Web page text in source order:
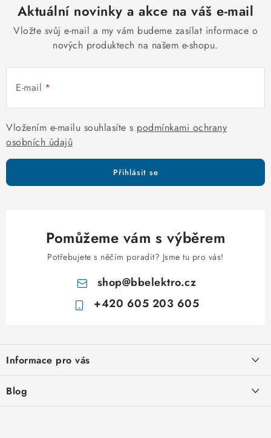
a
c
p
r
v
k
y
v
ý
i
Aktuální novinky a akce na váš e-mail
Vložte svůj e-mail a my vám budeme zasílat informace o
nových produktech na našem e-shopu.
E-mail
Vložením e-mailu souhlasíte s podmínkami ochrany
osobních údajů
Přihlásit se
Pomůžeme vám s výběrem
Potřebujete s něčím poradit? Jsme tu pro vás!
shop@bbelektro.cz
+420 605 203 605
p
a
Informace pro vás
Blog